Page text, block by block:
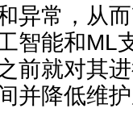
异常，从
智能和ML
前就对其
并降低维